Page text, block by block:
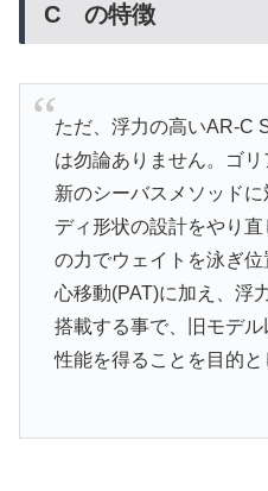
C の特徴
ただ、浮力の高いAR-C
は勿論ありません。ゴ
新のシーバスメソッド
ディ形状の設計をやり
の力でウェイトを泳ぎ
心移動(PAT)に加え、浮
搭載する事で、旧モデ
性能を得ることを目的と